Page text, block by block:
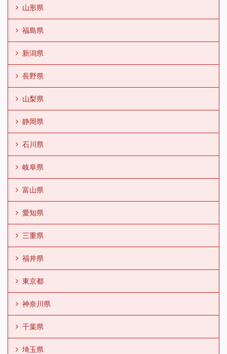
山形県
福島県
新潟県
長野県
山梨県
静岡県
石川県
岐阜県
富山県
愛知県
三重県
福井県
東京都
神奈川県
千葉県
埼玉県